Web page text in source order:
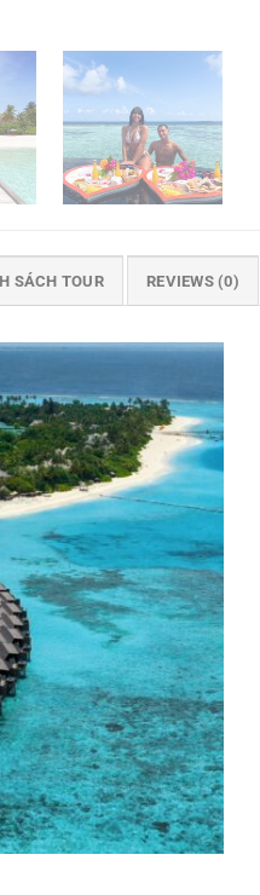
SÁCH TOUR REVIEWS (0)